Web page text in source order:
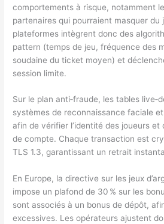
comportements à risque, notamment
partenaires qui pourraient masquer du
plateformes intègrent donc des
pattern (temps de jeu, fréquence des
soudaine du ticket moyen) et
session limite.
Sur le plan anti‑fraude, les tables
systèmes de reconnaissance faciale
afin de vérifier l’identité des joueurs et
de compte. Chaque transaction est
TLS 1.3, garantissant un retrait
En Europe, la directive sur les jeux
impose un plafond de 30 % sur les
sont associés à un bonus de dépôt,
excessives. Les opérateurs ajustent